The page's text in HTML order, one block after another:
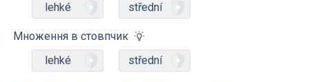
lehké
střední
Множення в стовпчик
lehké
střední